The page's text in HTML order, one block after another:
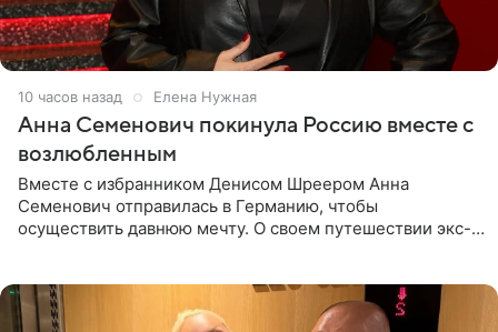
10 часов назад Елена Нужная
Анна Семенович покинула Россию вместе с
возлюбленным
Вместе с избранником Денисом Шреером Анна
Семенович отправилась в Германию, чтобы
осуществить давнюю мечту. О своем путешествии экс-